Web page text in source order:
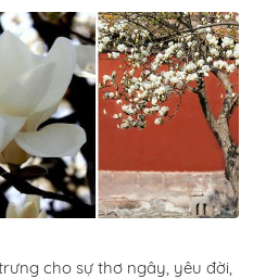
cho sự thơ ngây, yêu đời,